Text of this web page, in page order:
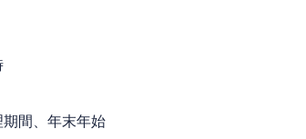
間、年末年始